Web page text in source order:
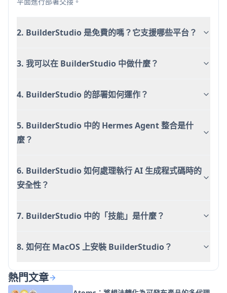
2. BuilderStudio 是免費的嗎？它支援哪些平台？
3. 我可以在 BuilderStudio 中做什麼？
4. BuilderStudio 的部署如何運作？
5. BuilderStudio 中的 Hermes Agent 整合是什
麼？
6. BuilderStudio 如何處理執行 AI 生成程式碼時的
安全性？
7. BuilderStudio 中的「技能」是什麼？
8. 如何在 MacOS 上安裝 BuilderStudio？
熱門文章